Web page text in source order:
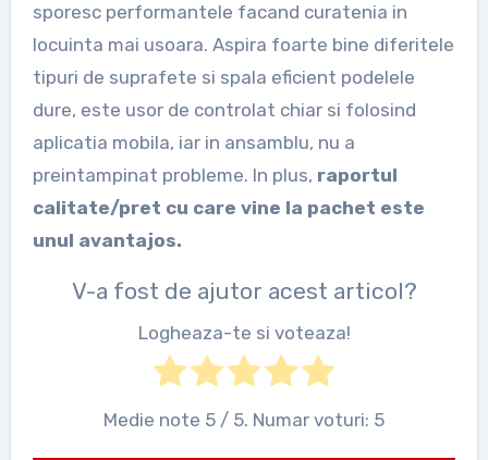
sporesc performantele facand curatenia in
locuinta mai usoara. Aspira foarte bine diferitele
tipuri de suprafete si spala eficient podelele
dure, este usor de controlat chiar si folosind
aplicatia mobila, iar in ansamblu, nu a
preintampinat probleme. In plus, raportul
calitate/pret cu care vine la pachet este
unul avantajos.
V-a fost de ajutor acest articol?
Logheaza-te si voteaza!
Medie note 5 / 5. Numar voturi: 5